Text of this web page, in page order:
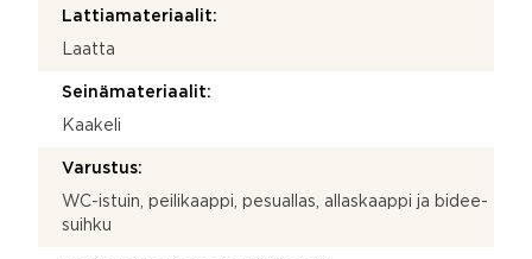
Lattiamateriaalit:
Laatta
Seinämateriaalit:
Kaakeli
Varustus:
WC-istuin, peilikaappi, pesuallas, allaskaappi ja bidee-
suihku